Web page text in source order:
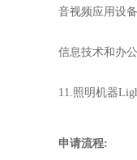
音视频应用设
信息技术和办
11.照明机器
申请流程: